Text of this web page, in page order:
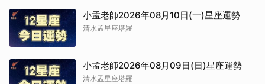
小孟老師2026年08月10日(一)星座運勢
清水孟星座塔羅
小孟老師2026年08月09日(日)星座運勢
清水孟星座塔羅